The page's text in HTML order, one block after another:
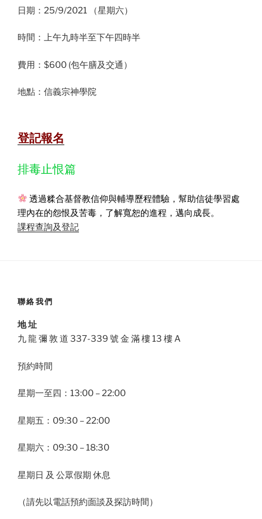
日期：25/9/2021 （星期六）
時間：上午九時半至下午四時半
費用：$600 (包午膳及交通）
地點：信義宗神學院
登記報名
排毒止恨篇
透過糅合基督教信仰與輔導歷程體驗，幫助信徒學習處
理內在的怨恨及苦毒，了解寬恕的進程，邁向成長。
課程查詢及登記
聯絡我們
地 址
九 龍 彌 敦 道 337-339 號 金 滿 樓 13 樓 A
預約時間
星期一至四：13:00 – 22:00
星期五：09:30 – 22:00
星期六：09:30 – 18:30
星期日 及 公眾假期 休息
（請先以電話預約面談及探訪時間）